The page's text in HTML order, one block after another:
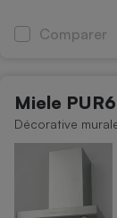
Comparer
Miele
Décorative